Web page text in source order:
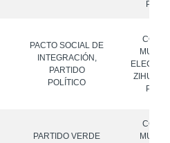
PACTO SOCIAL DE
INTEGRACIÓN,
PARTIDO
POLÍTICO
PARTIDO VERDE